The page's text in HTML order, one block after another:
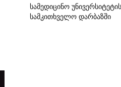
სამედიცინო
სამკითხველო დარბაზში